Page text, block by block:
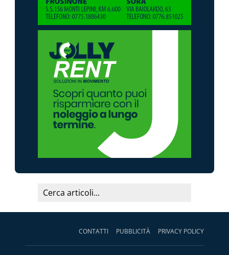
CONTATTI PUBBLICITÀ PRIVACY POLICY